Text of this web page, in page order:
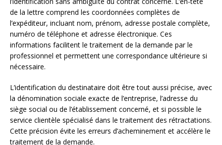
de la lettre comprend les coordonnées complètes de
l’expéditeur, incluant nom, prénom, adresse postale complète,
numéro de téléphone et adresse électronique. Ces
informations facilitent le traitement de la demande par le
professionnel et permettent une correspondance ultérieure si
nécessaire.
L’identification du destinataire doit être tout aussi précise, avec
la dénomination sociale exacte de l’entreprise, l’adresse du
siège social ou de l’établissement concerné, et si possible le
service clientèle spécialisé dans le traitement des rétractations.
Cette précision évite les erreurs d’acheminement et accélère le
traitement de la demande.